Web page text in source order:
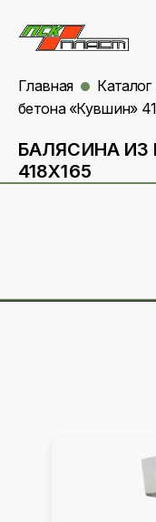
Главная Каталог
бетона «Кувшин»
БАЛЯСИНА ИЗ
418Х165